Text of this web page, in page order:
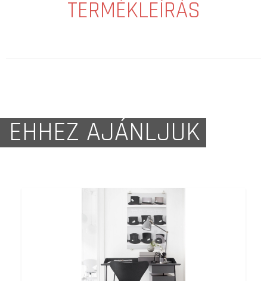
TERMÉKLEÍRÁS
EHHEZ AJÁNLJUK